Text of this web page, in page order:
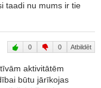
taadi nu mums ir tie
0 0 Atbildēt
aktivitātēm